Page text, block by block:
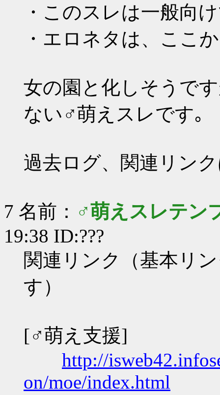
・このスレは一般向
・エロネタは、ここ
女の園と化しそうで
ない♂萌えスレです｡
過去ログ、関連リン
7 名前： ♂萌えスレテン
19:38 ID:???
関連リンク（基本リ
す）
[♂萌え支援]
http://
on/moe/index.html